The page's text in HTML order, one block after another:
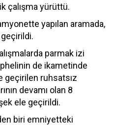
çalışma yürüttü.
yapılan aramada,
parmak izi
de ikametinde
geçirilen ruhsatsız
devamı olan 8
ele geçirildi.
biri emniyetteki